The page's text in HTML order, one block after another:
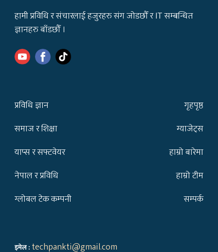
हामी प्रविधि र संचारलाई हजुरहरु संग जोडछौँ र IT सम्बन्धित
ज्ञानहरु बाँडछौँ ।
प्रविधि ज्ञान
समाज र शिक्षा
याप्स र सफ्टवेयर
नेपाल र प्रविधि
ग्लोबल टेक कम्पनी
गृहपृष्ठ
ग्याजेट्स
हाम्रो बारेमा
हाम्रो टीम
सम्पर्क
इमेल : techpankti@gmail.com